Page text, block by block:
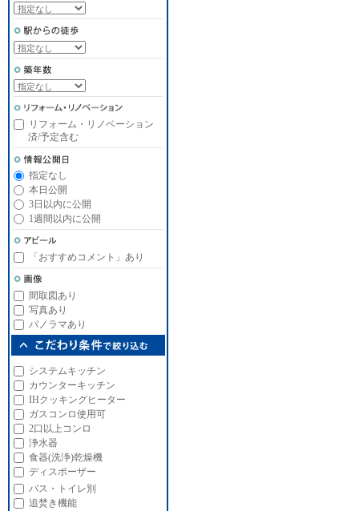
リフォーム・リノベーション
済/予定含む
指定なし
本日公開
3日以内に公開
1週間以内に公開
「おすすめコメント」あり
間取図あり
写真あり
パノラマあり
システムキッチン
カウンターキッチン
IHクッキングヒーター
ガスコンロ使用可
2口以上コンロ
浄水器
食器(洗浄)乾燥機
ディスポーザー
バス・トイレ別
追焚き機能